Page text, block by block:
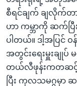
စီရင်ချက် ချလိုက်တာ
ဟာ ကမ္ဘာကို ဆက်ပြီ
ပါတယ်။ ဒါ့အပြင်
အတွင်းရေးမှူးချုပ် မ
တယ်လီဖုန်းကတဆင့် စ
ပြီး ကုလသမဂ္ဂမှာ